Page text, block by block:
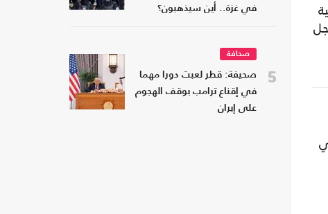
في غزة.. أين سيذهبون؟
5
صحافة
صحيفة: قطر لعبت دورا مهما
في إقناع ترامب بوقف الهجوم
على إيران